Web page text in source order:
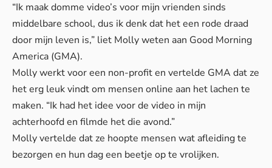
“Ik maak domme video’s voor mijn vrienden sinds
middelbare school, dus ik denk dat het een rode draad
door mijn leven is,” liet Molly weten aan Good Morning
America (GMA).
Molly werkt voor een non-profit en vertelde GMA dat ze
het erg leuk vindt om mensen online aan het lachen te
maken. “Ik had het idee voor de video in mijn
achterhoofd en filmde het die avond.”
Molly vertelde dat ze hoopte mensen wat afleiding te
bezorgen en hun dag een beetje op te vrolijken.